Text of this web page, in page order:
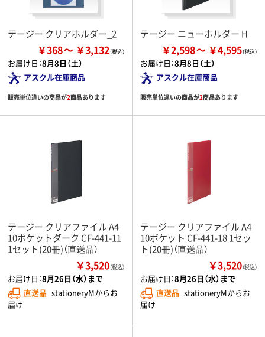
テージー クリアホルダー_2
￥368 ￥3,132
お届け日：8月8日（土）
アスクル在庫商品
販売単位違いの商品が2商品あります
テージー ニューホルダー H
￥2,598 ￥4,595
お届け日：8月8日（土）
アスクル在庫商品
販売単位違いの商品が2商品あります
テージー クリアファイル A4
10ポケットダーク CF-441-11
1セット(20冊)（直送品）
￥3,520（税込）
お届け日：8月26日（水）まで
直送品 stationeryMからお
届け
テージー クリアファイル A4
10ポケット CF-441-18 1セッ
ト(20冊)（直送品）
￥3,520（税込）
お届け日：8月26日（水）まで
直送品 stationeryMからお
届け